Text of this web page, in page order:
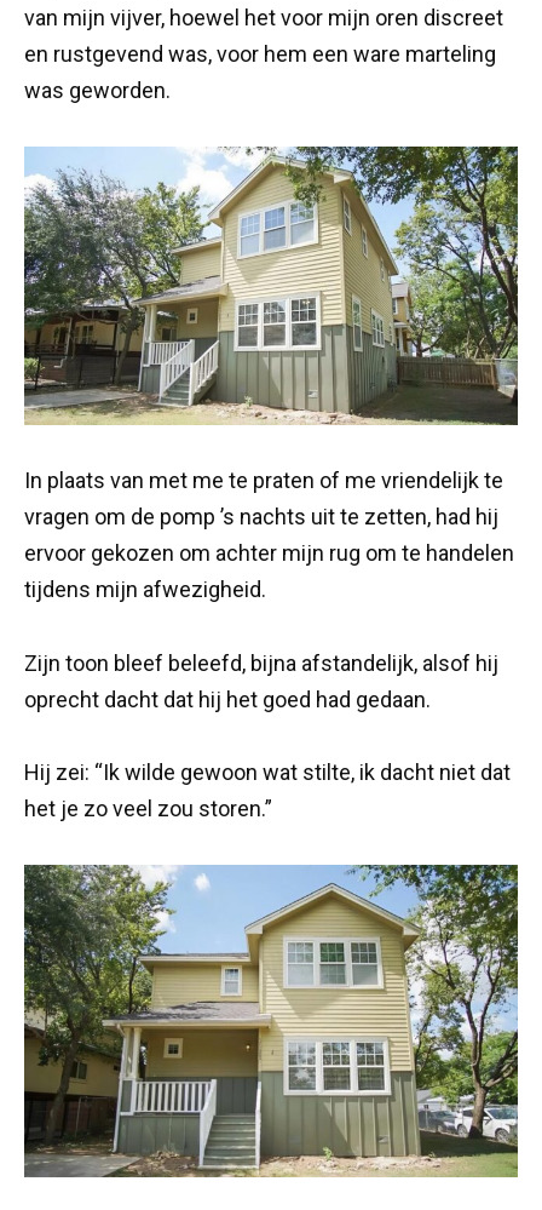
van mijn vijver, hoewel het voor mijn oren discreet
en rustgevend was, voor hem een ware marteling
was geworden.
In plaats van met me te praten of me vriendelijk te
vragen om de pomp ’s nachts uit te zetten, had hij
ervoor gekozen om achter mijn rug om te handelen
tijdens mijn afwezigheid.
Zijn toon bleef beleefd, bijna afstandelijk, alsof hij
oprecht dacht dat hij het goed had gedaan.
Hij zei: “Ik wilde gewoon wat stilte, ik dacht niet dat
het je zo veel zou storen.”